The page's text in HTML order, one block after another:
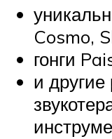
Cosmo,
гонги
и другие